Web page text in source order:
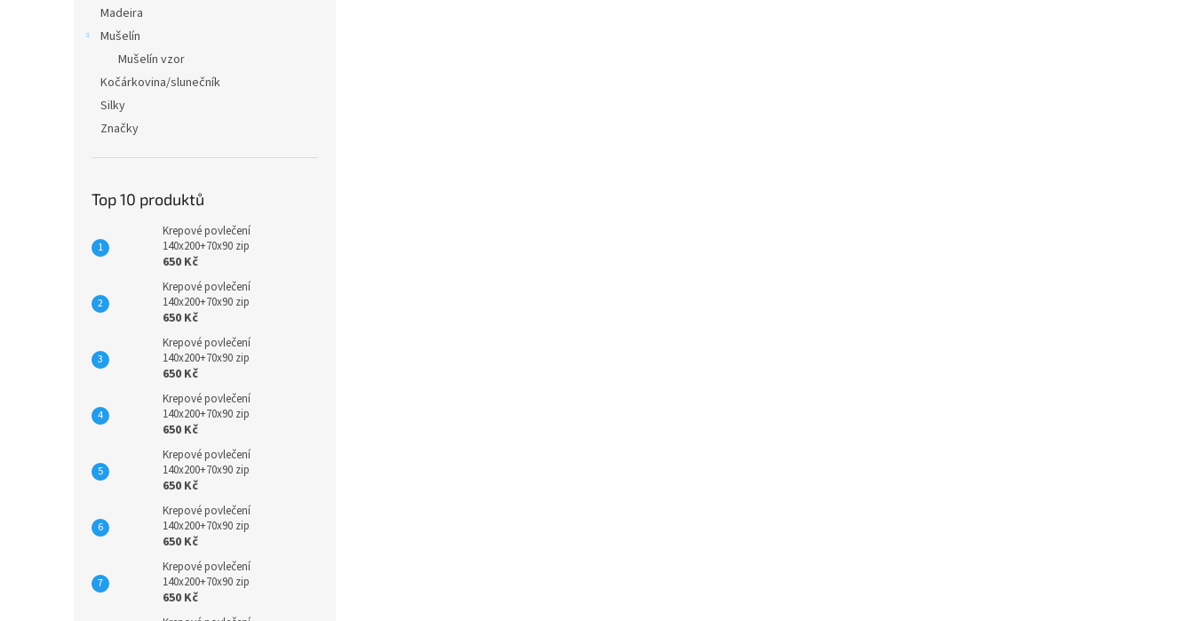
Madeira
Mušelín
Mušelín vzor
Kočárkovina/slunečník
Silky
Značky
Top 10 produktů
Krepové povlečení
140x200+70x90 zip
650 Kč
Krepové povlečení
140x200+70x90 zip
650 Kč
Krepové povlečení
140x200+70x90 zip
650 Kč
Krepové povlečení
140x200+70x90 zip
650 Kč
Krepové povlečení
140x200+70x90 zip
650 Kč
Krepové povlečení
140x200+70x90 zip
650 Kč
Krepové povlečení
140x200+70x90 zip
650 Kč